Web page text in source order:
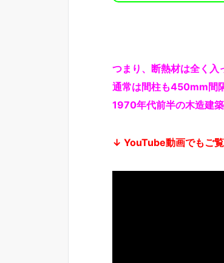
つまり、断熱材は全く入
通常は間柱も450mm間
1970年代前半の木造建
↓ YouTube動画でもご